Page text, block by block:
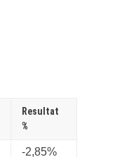
Resultat
%
-2,85%